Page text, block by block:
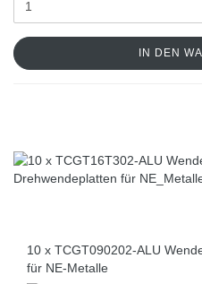
IN DEN
10 x TCGT090202-ALU
für NE-Metalle